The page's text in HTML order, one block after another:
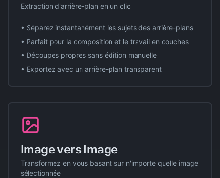
Extraction d'arrière-plan en un clic
• Séparez instantanément les sujets des arrière-plans
• Parfait pour la composition et le travail en couches
• Découpes propres sans édition manuelle
• Exportez avec un arrière-plan transparent
Image vers Image
Transformez en vous basant sur n'importe quelle image
sélectionnée